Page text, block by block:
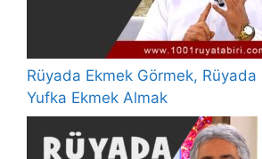
Rüyada Ekmek Görmek, Rüyada
Yufka Ekmek Almak